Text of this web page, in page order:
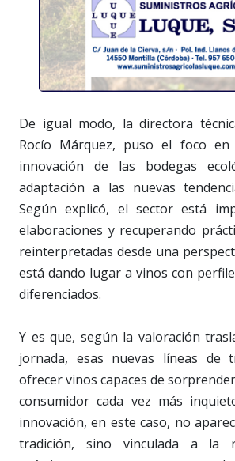
De igual modo, la directora
Rocío Márquez, puso el foco en
innovación de las bodegas
adaptación a las nuevas
Según explicó, el sector está
elaboraciones y recuperando
reinterpretadas desde una
está dando lugar a vinos con
diferenciados.
Y es que, según la valoración
jornada, esas nuevas líneas de
ofrecer vinos capaces de
consumidor cada vez más
innovación, en este caso, no
tradición, sino vinculada a la